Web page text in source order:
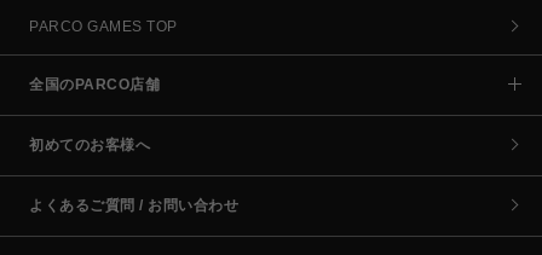
PARCO GAMES TOP
全国のPARCO店舗
初めてのお客様へ
よくあるご質問 / お問い合わせ